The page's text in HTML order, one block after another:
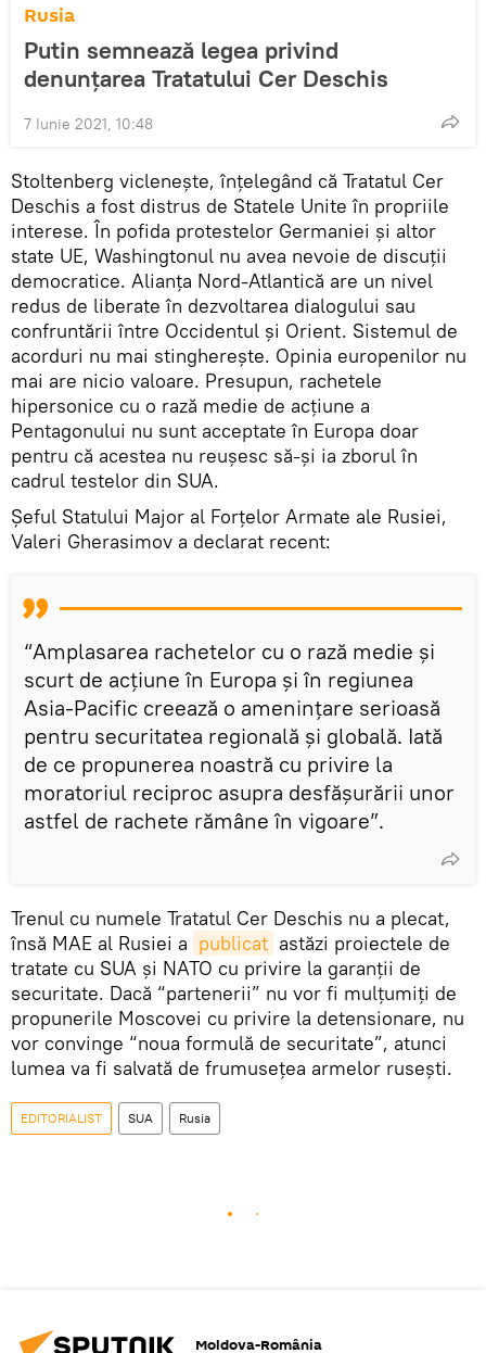
Rusia
Putin semnează legea privind
denunțarea Tratatului Cer Deschis
7 Iunie 2021, 10:48
Stoltenberg viclenește, înțelegând că Tratatul Cer
Deschis a fost distrus de Statele Unite în propriile
interese. În pofida protestelor Germaniei și altor
state UE, Washingtonul nu avea nevoie de discuții
democratice. Alianța Nord-Atlantică are un nivel
redus de liberate în dezvoltarea dialogului sau
confruntării între Occidentul și Orient. Sistemul de
acorduri nu mai stingherește. Opinia europenilor nu
mai are nicio valoare. Presupun, rachetele
hipersonice cu o rază medie de acțiune a
Pentagonului nu sunt acceptate în Europa doar
pentru că acestea nu reușesc să-și ia zborul în
cadrul testelor din SUA.
Șeful Statului Major al Forțelor Armate ale Rusiei,
Valeri Gherasimov a declarat recent:
“Amplasarea rachetelor cu o rază medie și
scurt de acțiune în Europa și în regiunea
Asia-Pacific creează o amenințare serioasă
pentru securitatea regională și globală. Iată
de ce propunerea noastră cu privire la
moratoriul reciproc asupra desfășurării unor
astfel de rachete rămâne în vigoare”.
Trenul cu numele Tratatul Cer Deschis nu a plecat,
însă MAE al Rusiei a publicat astăzi proiectele de
tratate cu SUA și NATO cu privire la garanții de
securitate. Dacă “partenerii” nu vor fi mulțumiți de
propunerile Moscovei cu privire la detensionare, nu
vor convinge “noua formulă de securitate”, atunci
lumea va fi salvată de frumusețea armelor rusești.
EDITORIALIST SUA Rusia
Moldova-România